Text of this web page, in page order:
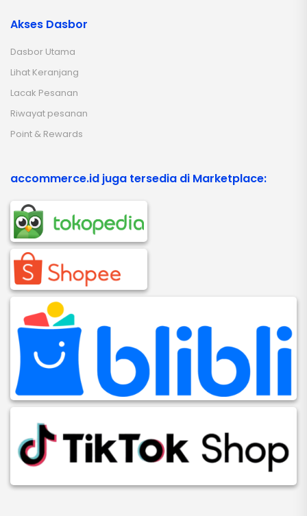
Akses Dasbor
Dasbor Utama
Lihat Keranjang
Lacak Pesanan
Riwayat pesanan
Point & Rewards
accommerce.id juga tersedia di Marketplace: